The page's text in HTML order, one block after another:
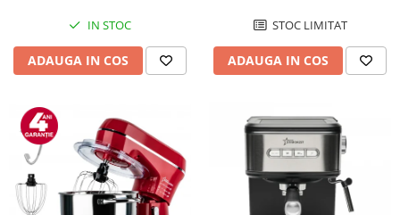
IN STOC
ADAUGA IN COS
STOC LIMITAT
ADAUGA IN COS